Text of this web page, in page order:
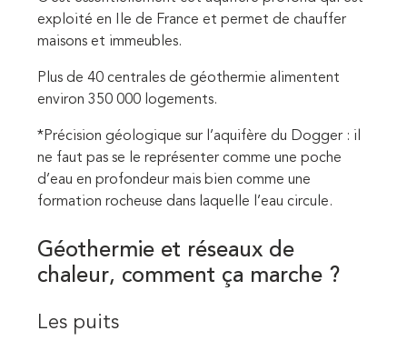
exploité en Ile de France et permet de chauffer
maisons et immeubles.
Plus de 40 centrales de géothermie alimentent
environ 350 000 logements.
*Précision géologique sur l’aquifère du Dogger : il
ne faut pas se le représenter comme une poche
d’eau en profondeur mais bien comme une
formation rocheuse dans laquelle l’eau circule.
Géothermie et réseaux de
chaleur, comment ça marche ?
Les puits